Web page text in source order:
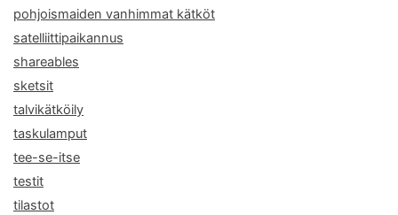
pohjoismaiden vanhimmat kätköt
satelliittipaikannus
shareables
sketsit
talvikätköily
taskulamput
tee-se-itse
testit
tilastot